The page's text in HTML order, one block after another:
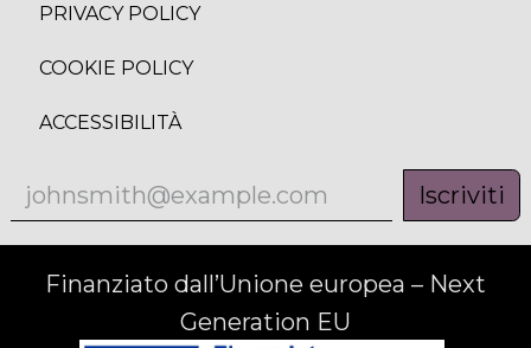
PRIVACY POLICY
COOKIE POLICY
ACCESSIBILITÀ
Iscriviti
Finanziato dall’Unione europea – Next
Generation EU